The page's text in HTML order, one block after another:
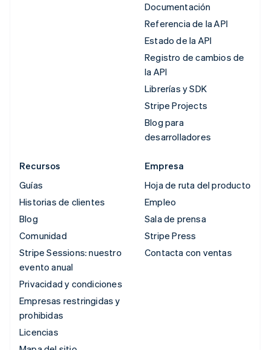
Documentación
Referencia de la API
Estado de la API
Registro de cambios de
la API
Librerías y SDK
Stripe Projects
Blog para
desarrolladores
Recursos
Guías
Historias de clientes
Blog
Comunidad
Stripe Sessions: nuestro
evento anual
Privacidad y condiciones
Empresas restringidas y
prohibidas
Licencias
Empresa
Hoja de ruta del producto
Empleo
Sala de prensa
Stripe Press
Contacta con ventas